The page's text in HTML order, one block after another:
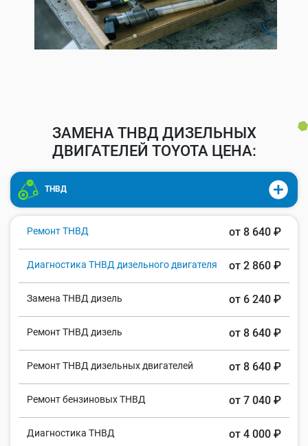
ЗАМЕНА ТНВД ДИЗЕЛЬНЫХ
ДВИГАТЕЛЕЙ TOYOTA ЦЕНА:
ТНВД
Ремонт ТНВД от 8 640 ₽
Диагностика ТНВД дизельного двигателя от 2 860 ₽
Замена ТНВД дизель от 6 240 ₽
Ремонт ТНВД дизель от 8 640 ₽
Ремонт ТНВД дизельных двигателей от 8 640 ₽
Ремонт бензиновых ТНВД от 7 040 ₽
Диагностика ТНВД от 4 000 ₽